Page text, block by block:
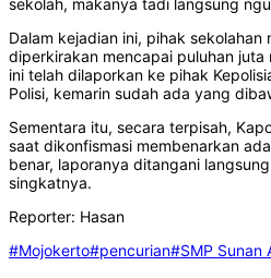
sekolah, makanya tadi langsung
Dalam kejadian ini, pihak sekolahan
diperkirakan mencapai puluhan
ini telah dilaporkan ke pihak
Polisi, kemarin sudah ada yang
Sementara itu, secara terpisah,
saat dikonfismasi membenarkan
benar, laporanya ditangani
singkatnya.
Reporter: Hasan
#Mojokerto#pencurian#SMP Sunan